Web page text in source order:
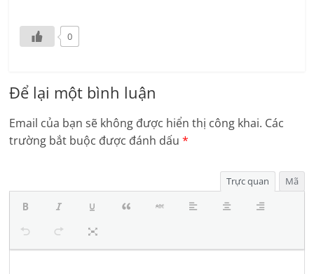
0
Để lại một bình luận
Email của bạn sẽ không được hiển thị công khai. Các
trường bắt buộc được đánh dấu*
Trực quan Mã